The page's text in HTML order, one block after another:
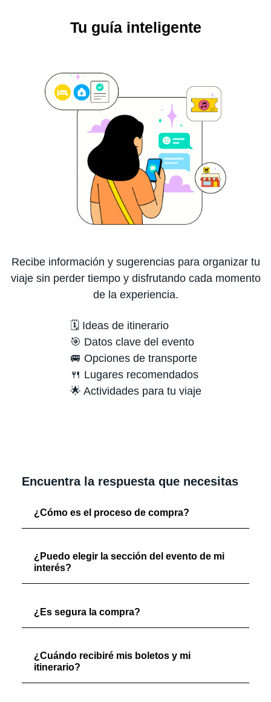
Tu guía inteligente
Recibe información y sugerencias para organizar tu
viaje sin perder tiempo y disfrutando cada momento
de la experiencia.
🗓️ Ideas de itinerario
🎯 Datos clave del evento
🚐 Opciones de transporte
🍴 Lugares recomendados
🌟 Actividades para tu viaje
Encuentra la respuesta que necesitas
¿Cómo es el proceso de compra?
¿Puedo elegir la sección del evento de mi
interés?
¿Es segura la compra?
¿Cuándo recibiré mis boletos y mi
itinerario?